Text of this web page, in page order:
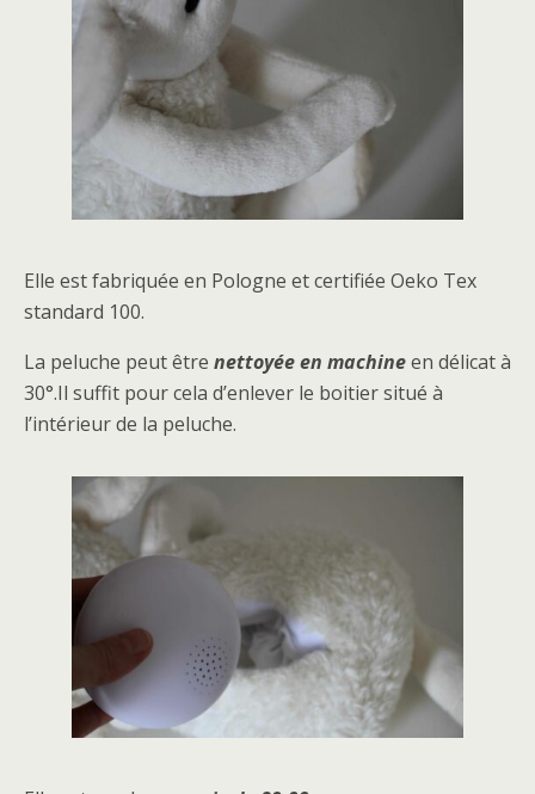
Elle est fabriquée en Pologne et certifiée Oeko Tex
standard 100.
La peluche peut être nettoyée en machineen délicat à
30°.Il suffit pour cela d’enlever le boitier situé à
l’intérieur de la peluche.